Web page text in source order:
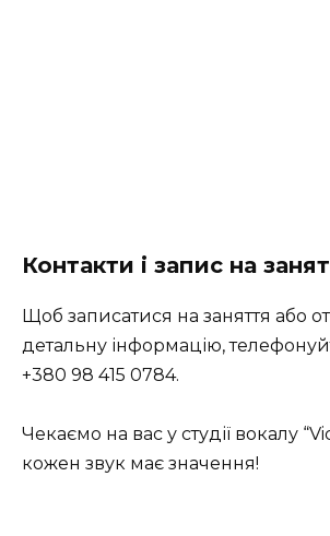
Контакти і запис на
Щоб записатися на заняття або
детальну інформацію,
+380 98 415 0784.
Чекаємо на вас у студії вокалу
кожен звук має значення!